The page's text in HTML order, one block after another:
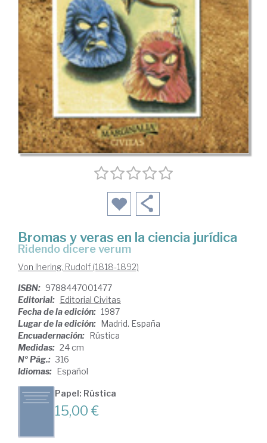
Bromas y veras en la ciencia jurídica
ridendo dicere verum
Von Ihering, Rudolf (1818-1892)
ISBN: 9788447001477
Editorial: Editorial Civitas
Fecha de la edición: 1987
Lugar de la edición: Madrid. España
Encuadernación: Rústica
Medidas: 24 cm
Nº Pág.: 316
Idiomas: Español
Papel: Rústica
15,00 €